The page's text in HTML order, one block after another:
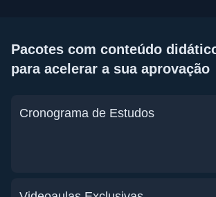
Pacotes com conteúdo
para acelerar a sua aprovação
Cronograma de Estudos